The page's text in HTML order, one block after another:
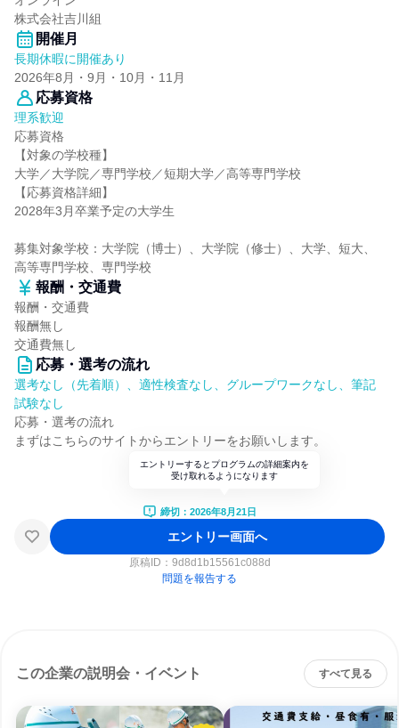
株式会社吉川組
開催月
長期休暇に開催あり
2026年8月・9月・10月・11月
応募資格
理系歓迎
応募資格
【対象の学校種】
大学／大学院／専門学校／短期大学／高等専門学校
【応募資格詳細】
2028年3月卒業予定の大学生
募集対象学校：大学院（博士）、大学院（修士）、大学、短大、
高等専門学校、専門学校
報酬・交通費
報酬・交通費
報酬無し
交通費無し
応募・選考の流れ
選考なし（先着順）、適性検査なし、グループワークなし、筆記
試験なし
応募・選考の流れ
まずはこちらのサイトからエントリーをお願いします。
エントリーするとプログラムの詳細案内を
受け取れるようになります
締切：2026年8月21日
エントリー画面へ
原稿ID： 9d8d1b15561c088d
問題を報告する
この企業の説明会・イベント すべて見る